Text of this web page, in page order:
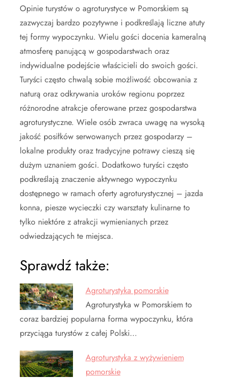
Opinie turystów o agroturystyce w Pomorskiem są
zazwyczaj bardzo pozytywne i podkreślają liczne atuty
tej formy wypoczynku. Wielu gości docenia kameralną
atmosferę panującą w gospodarstwach oraz
indywidualne podejście właścicieli do swoich gości.
Turyści często chwalą sobie możliwość obcowania z
naturą oraz odkrywania uroków regionu poprzez
różnorodne atrakcje oferowane przez gospodarstwa
agroturystyczne. Wiele osób zwraca uwagę na wysoką
jakość posiłków serwowanych przez gospodarzy –
lokalne produkty oraz tradycyjne potrawy cieszą się
dużym uznaniem gości. Dodatkowo turyści często
podkreślają znaczenie aktywnego wypoczynku
dostępnego w ramach oferty agroturystycznej – jazda
konna, piesze wycieczki czy warsztaty kulinarne to
tylko niektóre z atrakcji wymienianych przez
odwiedzających te miejsca.
Sprawdź także:
Agroturystyka pomorskie
Agroturystyka w Pomorskiem to
coraz bardziej popularna forma wypoczynku, która
przyciąga turystów z całej Polski…
Agroturystyka z wyżywieniem
pomorskie